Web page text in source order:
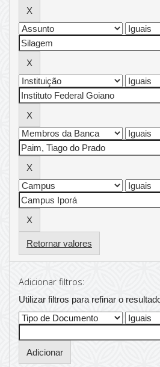
Retornar valores
Adicionar filtros:
Utilizar filtros para refinar o